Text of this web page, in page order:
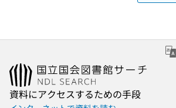
資料にアクセスするための手段